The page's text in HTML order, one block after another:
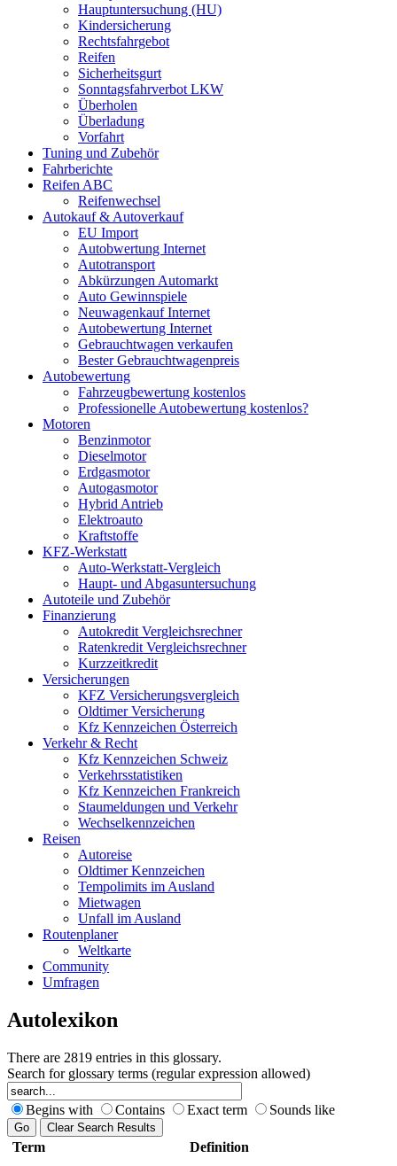
Hauptuntersuchung (HU)
Kindersicherung
Rechtsfahrgebot
Reifen
Sicherheitsgurt
Sonntagsfahrverbot LKW
Überholen
Überladung
Vorfahrt
Tuning und Zubehör
Fahrberichte
Reifen ABC
Reifenwechsel
Autokauf & Autoverkauf
EU Import
Autobwertung Internet
Autotransport
Abkürzungen Automarkt
Auto Gewinnspiele
Neuwagenkauf Internet
Autobewertung Internet
Gebrauchtwagen verkaufen
Bester Gebrauchtwagenpreis
Autobewertung
Fahrzeugbewertung kostenlos
Professionelle Autobewertung kostenlos?
Motoren
Benzinmotor
Dieselmotor
Erdgasmotor
Autogasmotor
Hybrid Antrieb
Elektroauto
Kraftstoffe
KFZ-Werkstatt
Auto-Werkstatt-Vergleich
Haupt- und Abgasuntersuchung
Autoteile und Zubehör
Finanzierung
Autokredit Vergleichsrechner
Ratenkredit Vergleichsrechner
Kurzzeitkredit
Versicherungen
KFZ Versicherungsvergleich
Oldtimer Versicherung
Kfz Kennzeichen Österreich
Verkehr & Recht
Kfz Kennzeichen Schweiz
Verkehrsstatistiken
Kfz Kennzeichen Frankreich
Staumeldungen und Verkehr
Wechselkennzeichen
Reisen
Autoreise
Oldtimer Kennzeichen
Tempolimits im Ausland
Mietwagen
Unfall im Ausland
Routenplaner
Weltkarte
Community
Umfragen
Autolexikon
There are 2819 entries in this glossary.
Search for glossary terms (regular expression allowed)
Begins with Contains Exact term Sounds like
Term Definition